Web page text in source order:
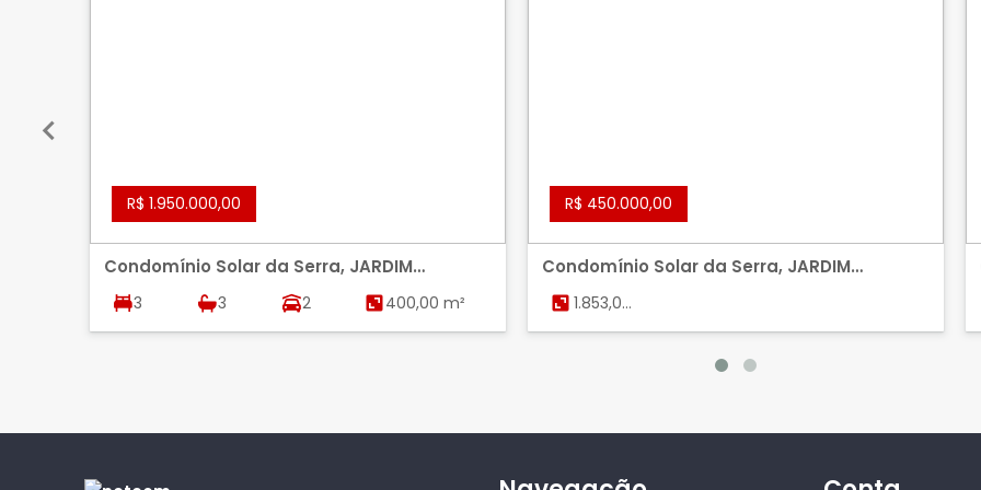
R$ 1.950.000,00
Condomínio Solar da Serra, JARDIM
BOTANICO, BRASILIA
3 3 2 400,00 m²
R$ 450.000,00
Condomínio Solar da Serra, JARDIM
BOTANICO, BRASILIA
1.853,00
m²